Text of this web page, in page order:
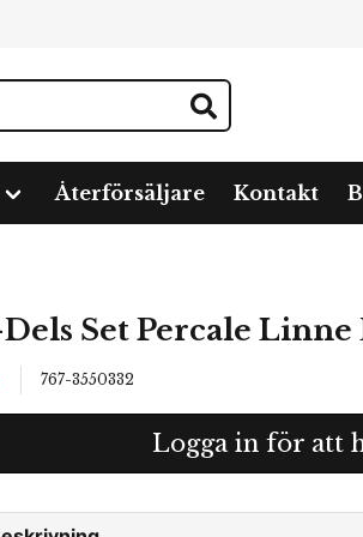
Återförsäljare Kontakt
Set Percale
767-3550332
Logga in för att